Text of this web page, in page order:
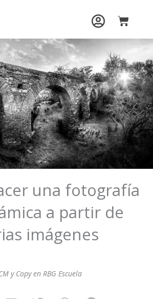
una fotografía
a partir de
imágenes
y Copy en RBG Escuela